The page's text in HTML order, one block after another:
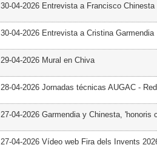
30-04-2026 Entrevista a Francisco Chinesta
30-04-2026 Entrevista a Cristina Garmendia
29-04-2026 Mural en Chiva
28-04-2026 Jornadas técnicas AUGAC -
27-04-2026 Garmendia y Chinesta, 'honoris
27-04-2026 Vídeo web Fira dels Invents